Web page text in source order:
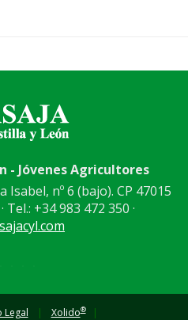
- Jóvenes Agricultores
nº 6 (bajo). CP 47015
+34 983 472 350 ·
Legal | Xolido® |